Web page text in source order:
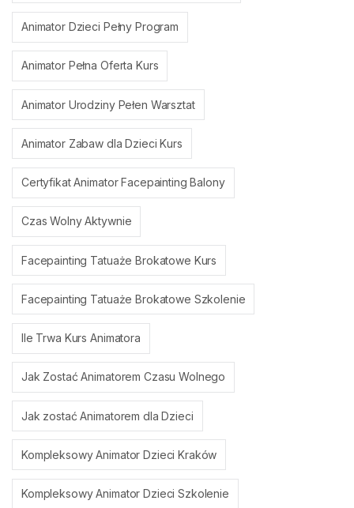
Animator Dzieci Pełny Program
Animator Pełna Oferta Kurs
Animator Urodziny Pełen Warsztat
Animator Zabaw dla Dzieci Kurs
Certyfikat Animator Facepainting Balony
Czas Wolny Aktywnie
Facepainting Tatuaże Brokatowe Kurs
Facepainting Tatuaże Brokatowe Szkolenie
Ile Trwa Kurs Animatora
Jak Zostać Animatorem Czasu Wolnego
Jak zostać Animatorem dla Dzieci
Kompleksowy Animator Dzieci Kraków
Kompleksowy Animator Dzieci Szkolenie